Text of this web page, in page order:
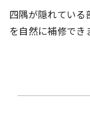
四隅が隠れてい
を自然に補修でき